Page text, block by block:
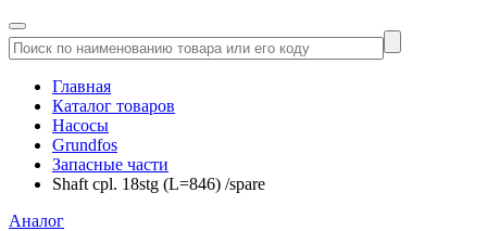
Главная
Каталог товаров
Насосы
Grundfos
Запасные части
Shaft cpl. 18stg (L=846) /spare
Аналог